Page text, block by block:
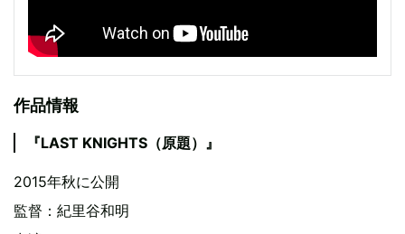
作品情報
『LAST KNIGHTS（原題）』
2015年秋に公開
監督：紀里谷和明